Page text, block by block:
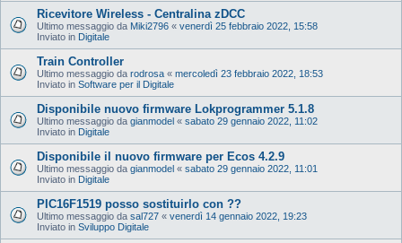
Ricevitore Wireless - Centralina zDCC
Ultimo messaggio da Miki2796 « venerdì 25 febbraio 2022, 15:58
Inviato in Digitale
Train Controller
Ultimo messaggio da rodrosa « mercoledì 23 febbraio 2022, 18:53
Inviato in Software per il Digitale
Disponibile nuovo firmware Lokprogrammer 5.1.8
Ultimo messaggio da gianmodel « sabato 29 gennaio 2022, 11:02
Inviato in Digitale
Disponibile il nuovo firmware per Ecos 4.2.9
Ultimo messaggio da gianmodel « sabato 29 gennaio 2022, 11:01
Inviato in Digitale
PIC16F1519 posso sostituirlo con ??
Ultimo messaggio da sal727 « venerdì 14 gennaio 2022, 19:23
Inviato in Sviluppo Digitale